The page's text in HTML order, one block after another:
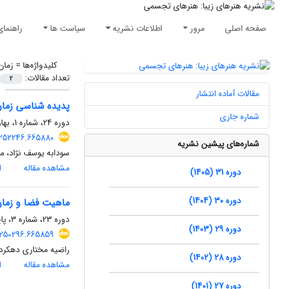
صفحه اصلی مرور اطلاعات نشریه سیاست ها
کلیدواژه‌ها =
تعداد مقالات:
2
پدیده شناسی
دوره 24، شماره 1، بهار 1398، صفحه
سودابه یوسف
مشاهده مقاله
ماهیت فضا و
دوره 23، شماره 3، پاییز 1397، صفحه
راضیه مختاری
مشاهده مقاله
مقالات آماده انتشار
شماره جاری
شماره‌های پیشین نشریه
دوره 31 (1405)
دوره 30 (1404)
دوره 29 (1403)
دوره 28 (1402)
دوره 27 (1401)